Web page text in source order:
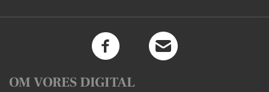
OM VORES DIGITAL